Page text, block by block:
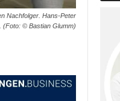
Nachfolger. Hans-Peter
(Foto: © Bastian Glumm)